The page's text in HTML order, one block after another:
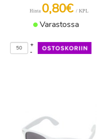
Hinta 0,80€ / KPL
Varastossa
-
+